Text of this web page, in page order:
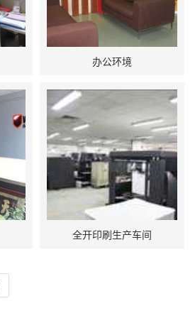
办公环境
全开印刷生产车间